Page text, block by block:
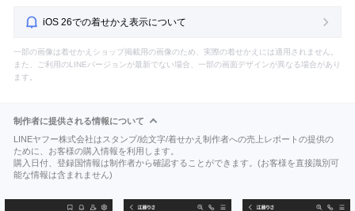
iOS 26での着せかえ表示について
一部の画像は着せかえショップ掲載用の画像のため、実際の着せかえには適用されません。
また、ご利用のLINEバージョンが最新でない場合、一部の画面デザインが異なる場合があり
ます。
制作者に提供される情報について
LINEヤフー株式会社はスタンプ/絵文字/着せかえ制作者への売上レポートの提供の
ために、お客様の購入情報を利用します。
購入日付、登録国情報は制作者から確認することができます。(お客様を直接識別可
能な情報は含まれません)